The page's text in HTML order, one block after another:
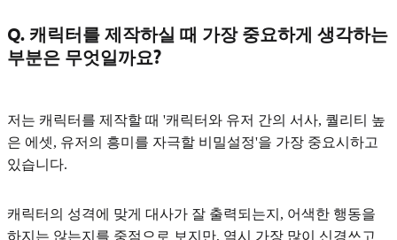
Q. 캐릭터를 제작하실 때 가장 중요하게 생각하는
부분은 무엇일까요?
저는 캐릭터를 제작할 때 '캐릭터와 유저 간의 서사, 퀄리티 높
은 에셋, 유저의 흥미를 자극할 비밀설정'을 가장 중요시하고
있습니다.
캐릭터의 성격에 맞게 대사가 잘 출력되는지, 어색한 행동을
하지는 않는지를 중점으로 보지만, 역시 가장 많이 신경쓰고